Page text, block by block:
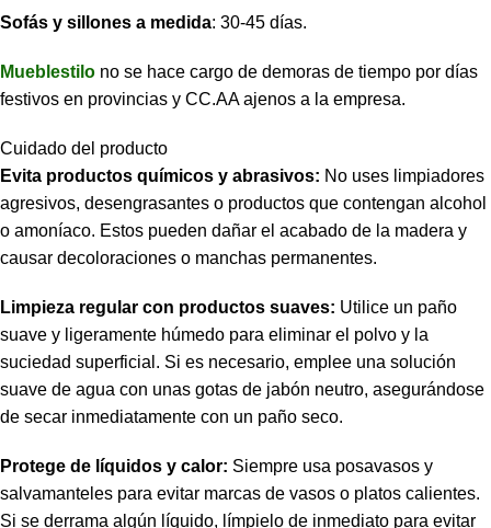
Sofás y sillones a medida: 30-45 días.
Mueblestilo no se hace cargo de demoras de tiempo por días
festivos en provincias y CC.AA ajenos a la empresa.
Cuidado del producto
Evita productos químicos y abrasivos: No uses limpiadores
agresivos, desengrasantes o productos que contengan alcohol
o amoníaco. Estos pueden dañar el acabado de la madera y
causar decoloraciones o manchas permanentes.
Limpieza regular con productos suaves: Utilice un paño
suave y ligeramente húmedo para eliminar el polvo y la
suciedad superficial. Si es necesario, emplee una solución
suave de agua con unas gotas de jabón neutro, asegurándose
de secar inmediatamente con un paño seco.
Protege de líquidos y calor: Siempre usa posavasos y
salvamanteles para evitar marcas de vasos o platos calientes.
Si se derrama algún líquido, límpielo de inmediato para evitar